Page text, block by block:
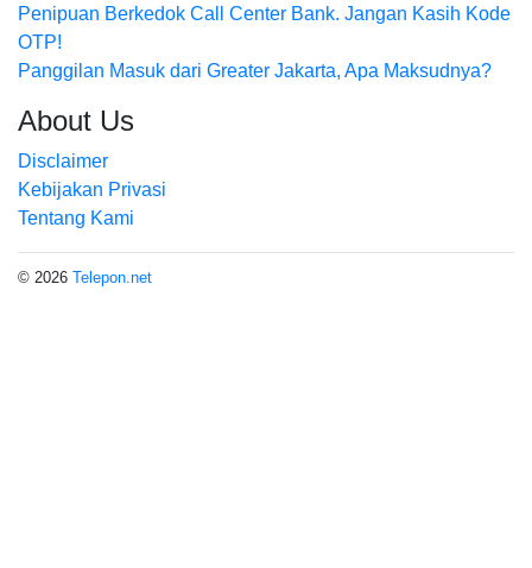
Penipuan Berkedok Call Center Bank. Jangan Kasih Kode
OTP!
Panggilan Masuk dari Greater Jakarta, Apa Maksudnya?
About Us
Disclaimer
Kebijakan Privasi
Tentang Kami
© 2026 Telepon.net